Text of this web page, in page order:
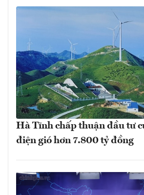
Hà Tĩnh chấp thuận đầu tư
điện gió hơn 7.800 tỷ đồng